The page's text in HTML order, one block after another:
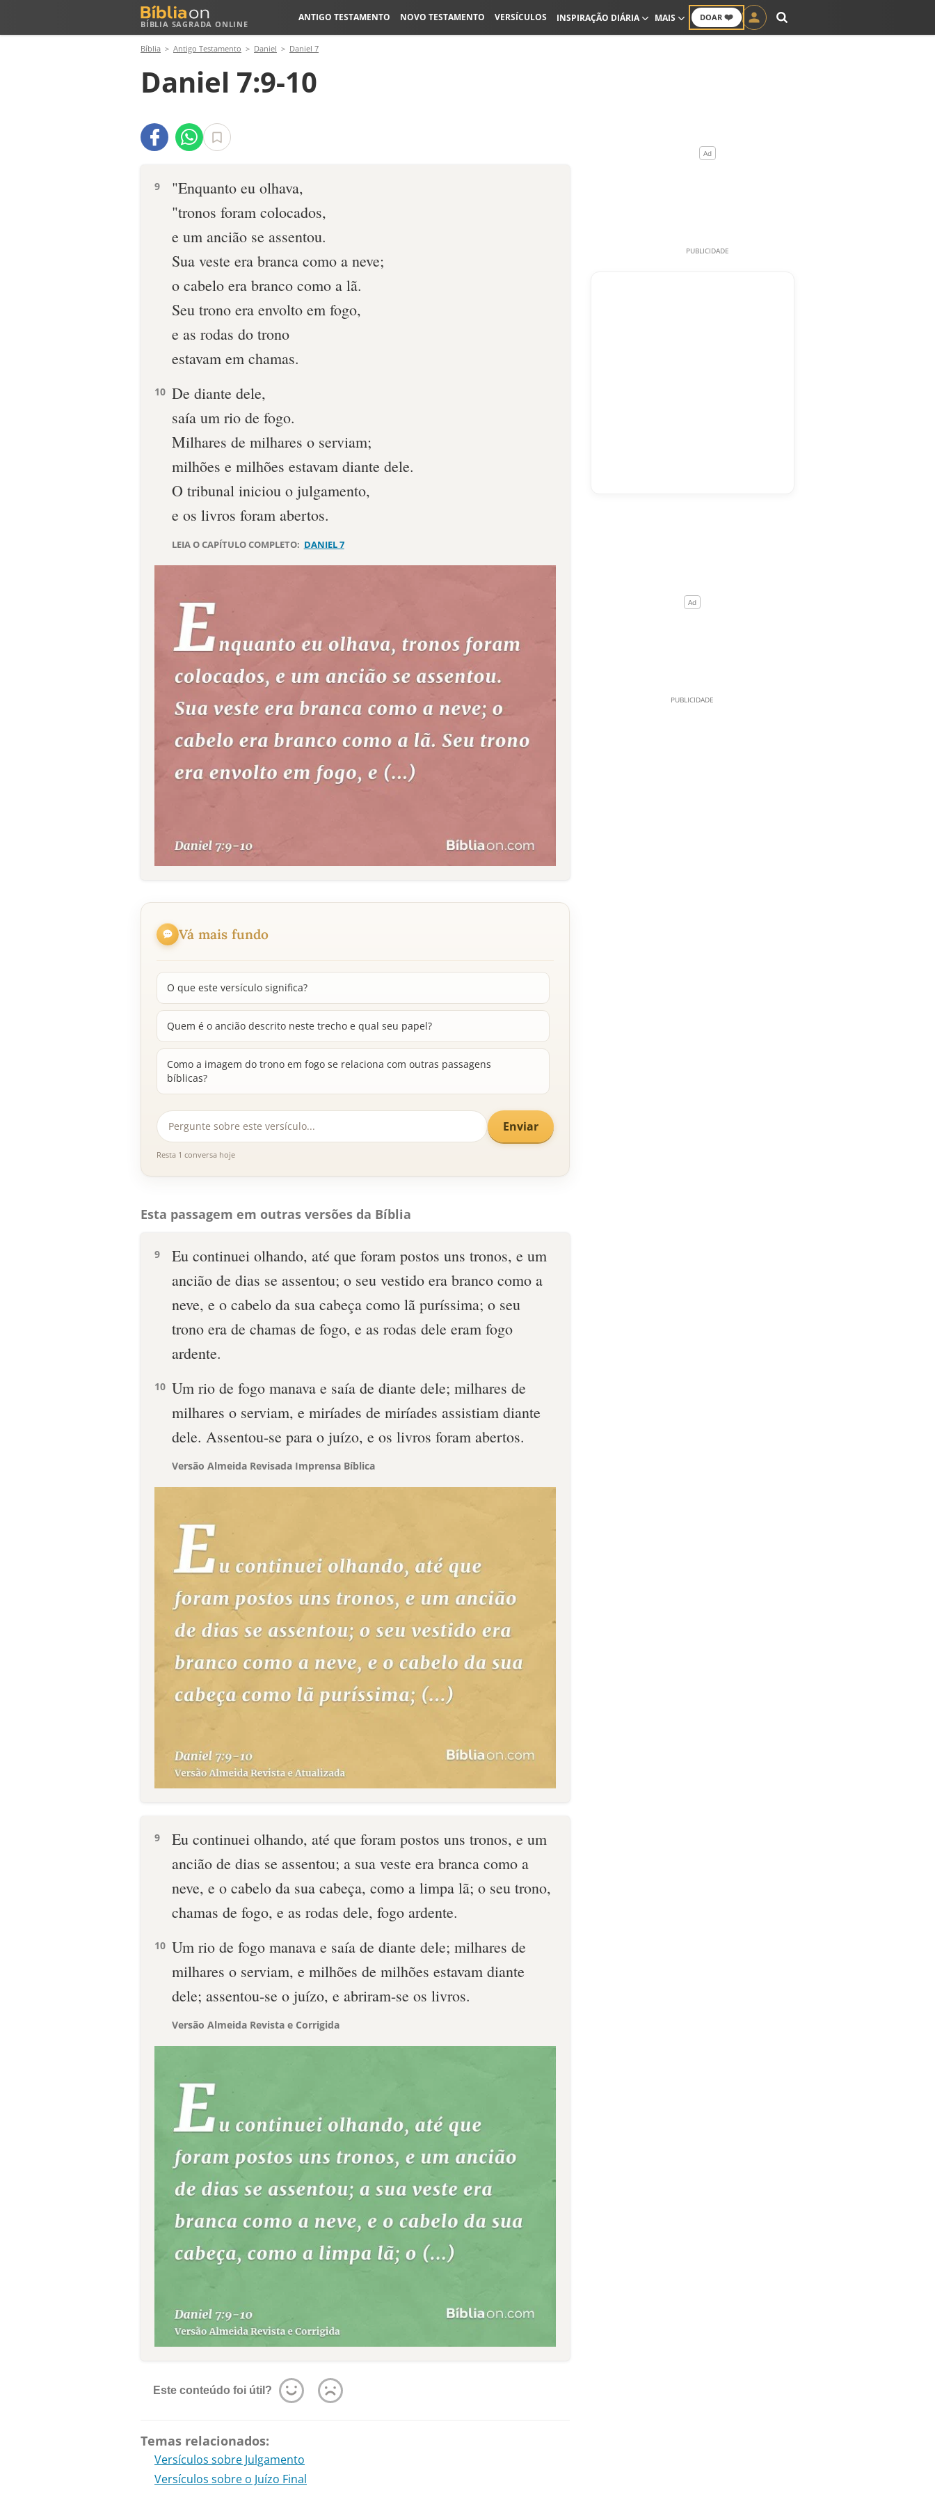
BÍBLIA SAGRADA ONLINE
DOAR ❤️
ANTIGO TESTAMENTO NOVO TESTAMENTO VERSÍCULOS INSPIRAÇÃO DIÁRIA MAIS
Bíblia Antigo Testamento Daniel Daniel 7
Daniel 7:9-10
9
"Enquanto eu olhava,
"tronos foram colocados,
e um ancião se assentou.
Sua veste era branca como a neve;
o cabelo era branco como a lã.
Seu trono era envolto em fogo,
e as rodas do trono
estavam em chamas.
10 De diante dele,
saía um rio de fogo.
Milhares de milhares o serviam;
milhões e milhões estavam diante dele.
O tribunal iniciou o julgamento,
e os livros foram abertos.
LEIA O CAPÍTULO COMPLETO: DANIEL 7
Vá mais fundo
O que este versículo significa?
Quem é o ancião descrito neste trecho e qual seu papel?
Como a imagem do trono em fogo se relaciona com outras passagens
bíblicas?
Enviar
Resta 1 conversa hoje
Esta passagem em outras versões da Bíblia
9
Eu continuei olhando, até que foram postos uns tronos, e um
ancião de dias se assentou; o seu vestido era branco como a
neve, e o cabelo da sua cabeça como lã puríssima; o seu
trono era de chamas de fogo, e as rodas dele eram fogo
ardente.
10 Um rio de fogo manava e saía de diante dele; milhares de
milhares o serviam, e miríades de miríades assistiam diante
dele. Assentou-se para o juízo, e os livros foram abertos.
Versão Almeida Revisada Imprensa Bíblica
9
Eu continuei olhando, até que foram postos uns tronos, e um
ancião de dias se assentou; a sua veste era branca como a
neve, e o cabelo da sua cabeça, como a limpa lã; o seu trono,
chamas de fogo, e as rodas dele, fogo ardente.
10 Um rio de fogo manava e saía de diante dele; milhares de
milhares o serviam, e milhões de milhões estavam diante
dele; assentou-se o juízo, e abriram-se os livros.
Versão Almeida Revista e Corrigida
Este conteúdo foi útil?
Temas relacionados:
Versículos sobre Julgamento
Versículos sobre o Juízo Final